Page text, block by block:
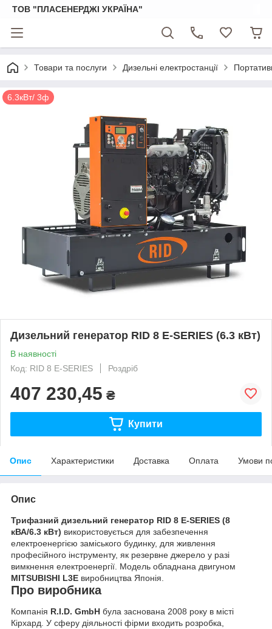
ТОВ "ПЛАСЕНЕРДЖІ УКРАЇНА"
Товари та послуги Дизельні електростанції
6.3кВт/ 3ф
Дизельний генератор RID 8 E-SERIES (6.3 кВт)
В наявності
Код: RID 8 E-SERIES
Роздріб
407 230,45 ₴
Купити
Опис Характеристики Доставка Оплата Умови
Опис
Трифазний дизельний генератор RID 8 E-SERIES (8
кВА/6.3 кВт) використовується для забезпечення
електроенергією заміського будинку, для живлення
професійного інструменту, як резервне джерело у разі
вимкнення електроенергії. Модель обладнана двигуном
MITSUBISHI L3E виробництва Японія.
Про виробника
Компанія R.I.D. GmbH була заснована 2008 року в місті
Кірхард. У сферу діяльності фірми входить розробка,